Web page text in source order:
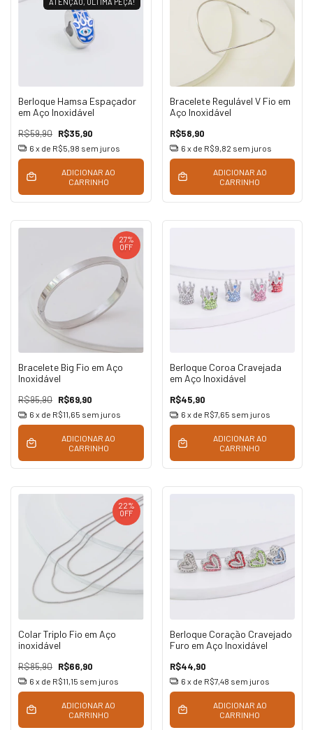
Berloque Hamsa Espaçador
em Aço Inoxidável
R$59,90 R$35,90
6 x de R$5,98 sem juros
ADICIONAR AO
CARRINHO
Bracelete Regulável V Fio em
Aço Inoxidável
R$58,90
6 x de R$9,82 sem juros
ADICIONAR AO
CARRINHO
27%
OFF
Bracelete Big Fio em Aço
Inoxidável
R$95,90 R$69,90
6 x de R$11,65 sem juros
ADICIONAR AO
CARRINHO
Berloque Coroa Cravejada
em Aço Inoxidável
R$45,90
6 x de R$7,65 sem juros
ADICIONAR AO
CARRINHO
22%
OFF
Colar Triplo Fio em Aço
inoxidável
R$85,90 R$66,90
6 x de R$11,15 sem juros
ADICIONAR AO
CARRINHO
Berloque Coração Cravejado
Furo em Aço Inoxidável
R$44,90
6 x de R$7,48 sem juros
ADICIONAR AO
CARRINHO